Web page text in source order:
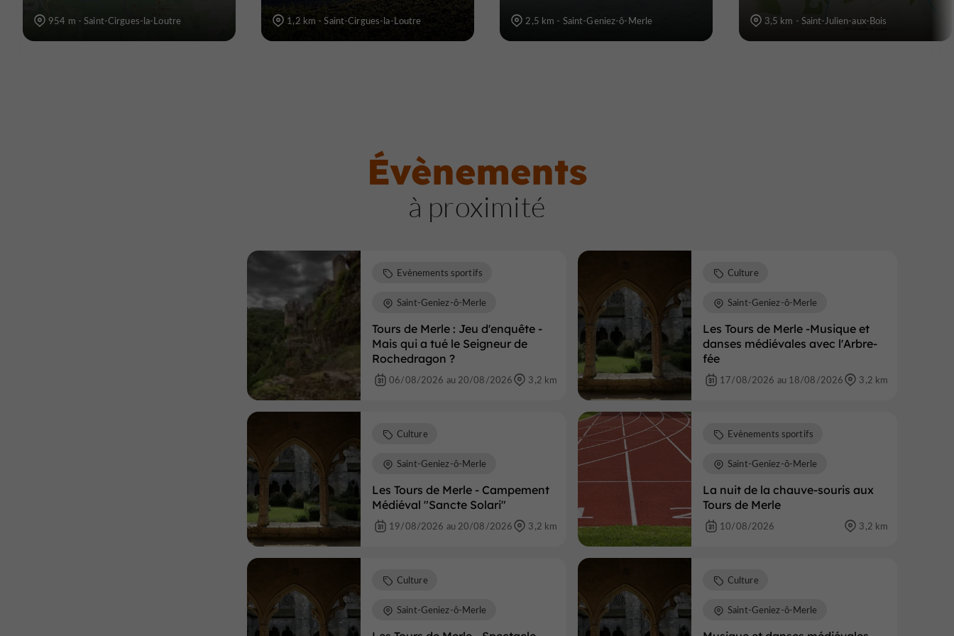
954 m - Saint-Cirgues-la-Loutre 1,2 km - Saint-Cirgues-la-Loutre 2,5 km - Saint-Geniez-ô-Merle 3,5 km - Saint-Julien-aux-Bois
Évènements
à proximité
Tours de Merle : Jeu d'enquête -
Mais qui a tué le Seigneur de
Rochedragon ?
Evènements sportifs
Saint-Geniez-ô-Merle
06/08/2026 au 20/08/2026 3,2 km
Les Tours de Merle -Musique et
danses médiévales avec l'Arbre-
fée
Culture
Saint-Geniez-ô-Merle
17/08/2026 au 18/08/2026 3,2 km
Les Tours de Merle - Campement
Médiéval "Sancte Solari"
Culture
Saint-Geniez-ô-Merle
19/08/2026 au 20/08/2026 3,2 km
La nuit de la chauve-souris aux
Tours de Merle
Evènements sportifs
Saint-Geniez-ô-Merle
10/08/2026 3,2 km
Culture
Saint-Geniez-ô-Merle
Culture
Saint-Geniez-ô-Merle